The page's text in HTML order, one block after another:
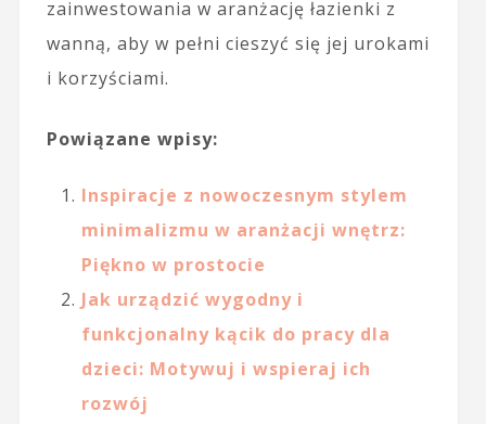
zainwestowania w aranżację łazienki z
wanną, aby w pełni cieszyć się jej urokami
i korzyściami.
Powiązane wpisy:
Inspiracje z nowoczesnym stylem
minimalizmu w aranżacji wnętrz:
Piękno w prostocie
Jak urządzić wygodny i
funkcjonalny kącik do pracy dla
dzieci: Motywuj i wspieraj ich
rozwój